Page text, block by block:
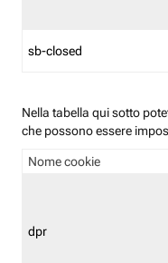
sb-closed
Nella tabella qui sotto
che possono essere
Nome cookie
dpr